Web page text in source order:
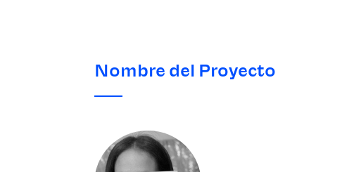
Nombre del Proyecto